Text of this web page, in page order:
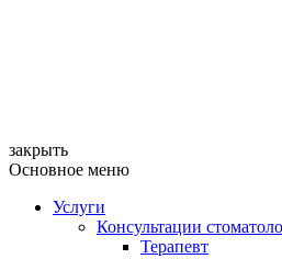
закрыть
Основное меню
Услуги
Консультации
Терапевт